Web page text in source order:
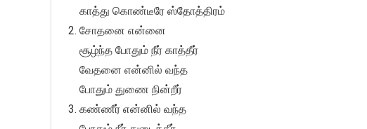
காத்து கொண்டீரே ஸ்தோத்திரம்
சோதனை என்னை
சூழ்ந்த போதும் நீர் காத்தீர்
வேதனை என்னில் வந்த
போதும் துணை நின்றீர்
கண்ணீர் என்னில் வந்த